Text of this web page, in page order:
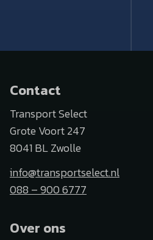
Contact
Transport Select
Grote Voort 247
8041 BL Zwolle
info@transportselect.nl
088 – 900 6777
Over ons